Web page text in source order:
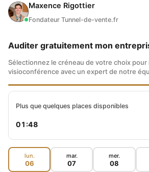
Maxence Rigottier
Fondateur Tunnel-de-vente.fr
Auditer gratuitement mon
Sélectionnez le créneau de votre choix pour
visioconférence avec un expert de notre
Plus que quelques places disponibles
01:47
lun.
06
mar.
07
mer.
08